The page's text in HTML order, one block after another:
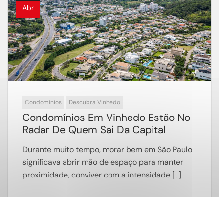
Abr
Condomínios Descubra Vinhedo
Condomínios Em Vinhedo Estão No
Radar De Quem Sai Da Capital
Durante muito tempo, morar bem em São Paulo
significava abrir mão de espaço para manter
proximidade, conviver com a intensidade […]